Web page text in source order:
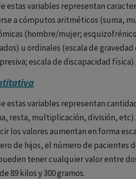
estas variables representan
a cómputos aritméticos (suma,
(hombre/mujer;
u ordinales (escala de
escala de discapacidad física).
estas variables representan
resta, multiplicación, división,
los valores aumentan en forma
de hijos, el número de pacientes
tener cualquier valor entre
89 kilos y 300 gramos.